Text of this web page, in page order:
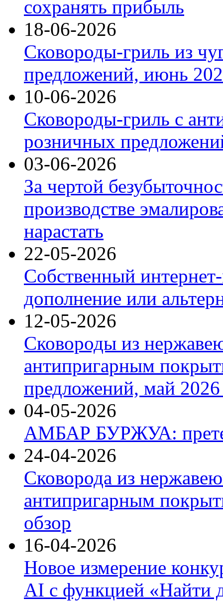
сохранять прибыль
18-06-2026
Сковороды-гриль из
предложений, июнь
10-06-2026
Сковороды-гриль с
розничных
03-06-2026
За чертой
производстве
нарастать
22-05-2026
Собственный
дополнение или
12-05-2026
Сковороды из
антипригарным
предложений, май 2026
04-05-2026
АМБАР БУРЖУА:
24-04-2026
Сковорода из
антипригарным
обзор
16-04-2026
Новое измерение
AI с функцией «Найти